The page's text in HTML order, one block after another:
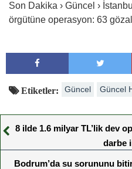
Son Dakika › Güncel ›
örgütüne operasyon: 63
Etiketler: Güncel Güncel
8 ilde 1.6 milyar TL’lik dev
darbe
Bodrum’da su sorununu